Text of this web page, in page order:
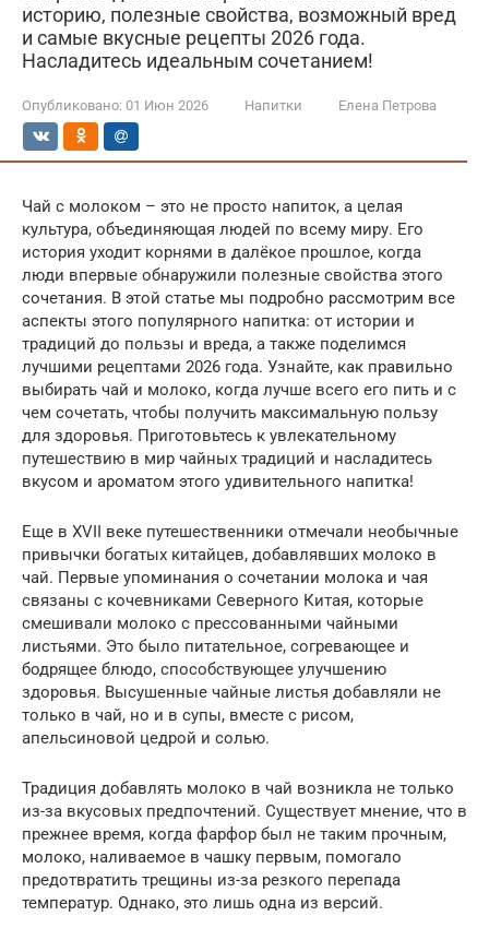
историю, полезные свойства, возможный вред
и самые вкусные рецепты 2026 года.
Насладитесь идеальным сочетанием!
Опубликовано: 01 Июн 2026 Напитки Елена Петрова
Чай с молоком – это не просто напиток, а целая
культура, объединяющая людей по всему миру. Его
история уходит корнями в далёкое прошлое, когда
люди впервые обнаружили полезные свойства этого
сочетания. В этой статье мы подробно рассмотрим все
аспекты этого популярного напитка: от истории и
традиций до пользы и вреда, а также поделимся
лучшими рецептами 2026 года. Узнайте, как правильно
выбирать чай и молоко, когда лучше всего его пить и с
чем сочетать, чтобы получить максимальную пользу
для здоровья. Приготовьтесь к увлекательному
путешествию в мир чайных традиций и насладитесь
вкусом и ароматом этого удивительного напитка!
Еще в XVII веке путешественники отмечали необычные
привычки богатых китайцев, добавлявших молоко в
чай. Первые упоминания о сочетании молока и чая
связаны с кочевниками Северного Китая, которые
смешивали молоко с прессованными чайными
листьями. Это было питательное, согревающее и
бодрящее блюдо, способствующее улучшению
здоровья. Высушенные чайные листья добавляли не
только в чай, но и в супы, вместе с рисом,
апельсиновой цедрой и солью.
Традиция добавлять молоко в чай возникла не только
из-за вкусовых предпочтений. Существует мнение, что в
прежнее время, когда фарфор был не таким прочным,
молоко, наливаемое в чашку первым, помогало
предотвратить трещины из-за резкого перепада
температур. Однако, это лишь одна из версий.